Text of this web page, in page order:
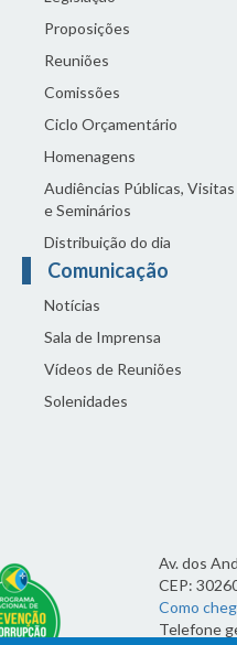
Proposições
Reuniões
Comissões
Ciclo Orçamentário
Homenagens
Audiências Públicas,
e Seminários
Distribuição do dia
Comunicação
Notícias
Sala de Imprensa
Vídeos de Reuniões
Solenidades
Av. dos
CEP:
Como
Telefone